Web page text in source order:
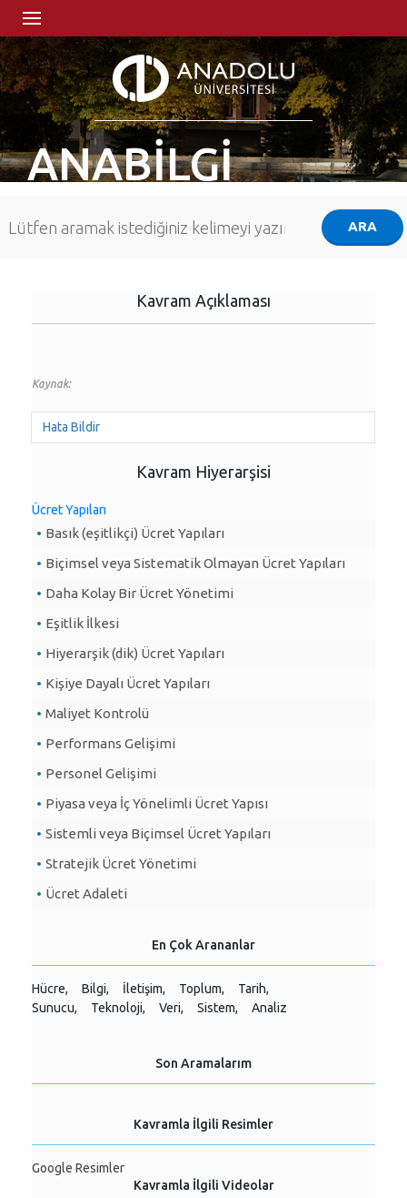
ANABİLGİ
Kavram Açıklaması
Kaynak:
Hata Bildir
Kavram Hiyerarşisi
Ücret Yapıları
Basık (eşitlikçi) Ücret Yapıları
Biçimsel veya Sistematik Olmayan Ücret Yapıları
Daha Kolay Bir Ücret Yönetimi
Eşitlik İlkesi
Hiyerarşik (dik) Ücret Yapıları
Kişiye Dayalı Ücret Yapıları
Maliyet Kontrolü
Performans Gelişimi
Personel Gelişimi
Piyasa veya İç Yönelimli Ücret Yapısı
Sistemli veya Biçimsel Ücret Yapıları
Stratejik Ücret Yönetimi
Ücret Adaleti
En Çok Arananlar
Hücre, Bilgi, İletişim, Toplum,
Tarih,
Sunucu,
Teknoloji, Veri, Sistem, Analiz
Son Aramalarım
Kavramla İlgili Resimler
Google Resimler
Kavramla İlgili Videolar